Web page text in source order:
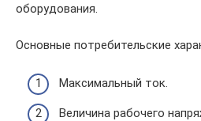
оборудования.
Основные потребительские
Максимальный ток.
Величина рабочего